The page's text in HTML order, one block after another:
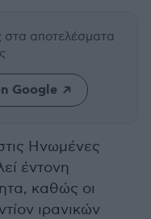
στα αποτελέσματα
Google
Ηνωμένες
έντονη
καθώς οι
ιρανικών